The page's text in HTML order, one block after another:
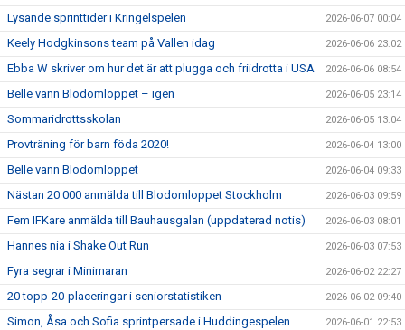
Lysande sprinttider i Kringelspelen 2026-06-07 00:04
Keely Hodgkinsons team på Vallen idag 2026-06-06 23:02
Ebba W skriver om hur det är att plugga och friidrotta i USA 2026-06-06 08:54
Belle vann Blodomloppet – igen 2026-06-05 23:14
Sommaridrottsskolan 2026-06-05 13:04
Provträning för barn föda 2020! 2026-06-04 13:00
Belle vann Blodomloppet 2026-06-04 09:33
Nästan 20 000 anmälda till Blodomloppet Stockholm 2026-06-03 09:59
Fem IFKare anmälda till Bauhausgalan (uppdaterad notis) 2026-06-03 08:01
Hannes nia i Shake Out Run 2026-06-03 07:53
Fyra segrar i Minimaran 2026-06-02 22:27
20 topp-20-placeringar i seniorstatistiken 2026-06-02 09:40
Simon, Åsa och Sofia sprintpersade i Huddingespelen 2026-06-01 22:53